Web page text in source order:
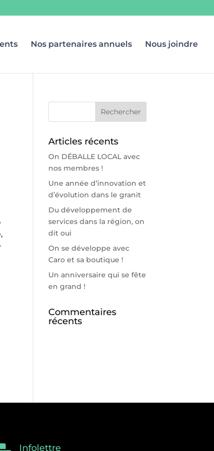
Nos partenaires annuels Nous joindre
Articles récents
On DÉBALLE LOCAL avec
nos membres !
Une année d’innovation et
d’évolution dans le granit
Du développement de
services dans la région, on
dit oui
On se développe avec
Caro et sa boutique !
Un anniversaire qui se fête
en grand !
Commentaires
récents
Infolettre